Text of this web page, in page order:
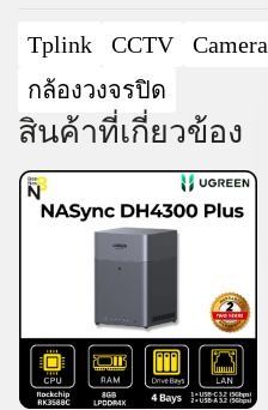
Tplink CCTV Camera
กล้องวงจรปิด
สินค้าที่เกี่ยวข้อง